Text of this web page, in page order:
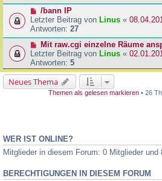
/bann IP
Letzter Beitrag von Linus «
Antworten: 27
Mit raw.cgi einzelne Räume
Letzter Beitrag von Linus «
Antworten: 5
Neues Thema
Themen als gelesen markieren • 26
WER IST ONLINE?
Mitglieder in diesem Forum: 0 Mitglieder und
BERECHTIGUNGEN IN DIESEM FORUM